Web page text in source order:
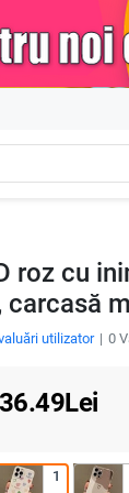
roz cu
carcasă
utilizator 0
36.49Lei
1